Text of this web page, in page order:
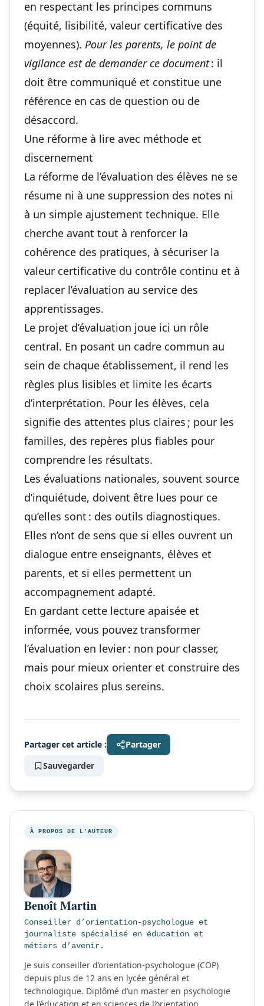
en respectant les principes communs
(équité, lisibilité, valeur certificative des
moyennes). Pour les parents, le point de
vigilance est de demander ce document: il
doit être communiqué et constitue une
référence en cas de question ou de
désaccord.
Une réforme à lire avec méthode et
discernement
La réforme de l’évaluation des élèves ne se
résume ni à une suppression des notes ni
à un simple ajustement technique. Elle
cherche avant tout à renforcer la
cohérence des pratiques, à sécuriser la
valeur certificative du contrôle continu et à
replacer l’évaluation au service des
apprentissages.
Le projet d’évaluation joue ici un rôle
central. En posant un cadre commun au
sein de chaque établissement, il rend les
règles plus lisibles et limite les écarts
d’interprétation. Pour les élèves, cela
signifie des attentes plus claires ; pour les
familles, des repères plus fiables pour
comprendre les résultats.
Les évaluations nationales, souvent source
d’inquiétude, doivent être lues pour ce
qu’elles sont : des outils diagnostiques.
Elles n’ont de sens que si elles ouvrent un
dialogue entre enseignants, élèves et
parents, et si elles permettent un
accompagnement adapté.
En gardant cette lecture apaisée et
informée, vous pouvez transformer
l’évaluation en levier : non pour classer,
mais pour mieux orienter et construire des
choix scolaires plus sereins.
Partager cet article :
Partager
Sauvegarder
À PROPOS DE L'AUTEUR
Benoît Martin
Conseiller d’orientation-psychologue et
journaliste spécialisé en éducation et
métiers d’avenir.
Je suis conseiller d’orientation-psychologue (COP)
depuis plus de 12 ans en lycée général et
technologique. Diplômé d’un master en psychologie